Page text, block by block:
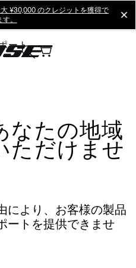
¥30,000 のクレジットを獲得で
。
ート
なたの地域
ただけませ
により、お客様の製品
ートを提供できませ